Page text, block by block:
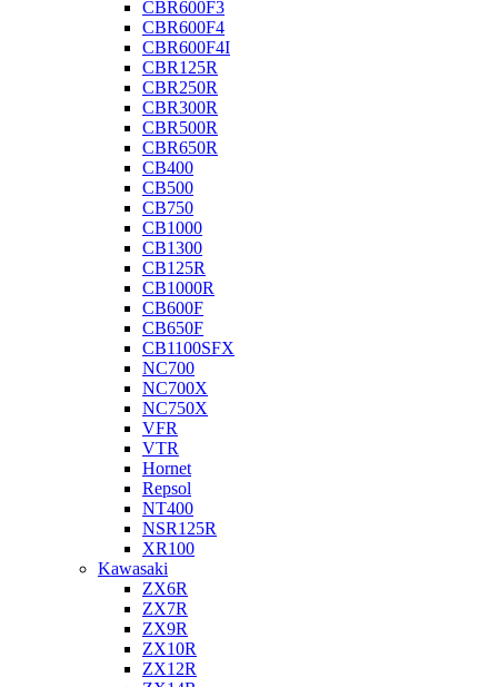
CBR600F3
CBR600F4
CBR600F4I
CBR125R
CBR250R
CBR300R
CBR500R
CBR650R
CB400
CB500
CB750
CB1000
CB1300
CB125R
CB1000R
CB600F
CB650F
CB1100SFX
NC700
NC700X
NC750X
VFR
VTR
Hornet
Repsol
NT400
NSR125R
XR100
Kawasaki
ZX6R
ZX7R
ZX9R
ZX10R
ZX12R